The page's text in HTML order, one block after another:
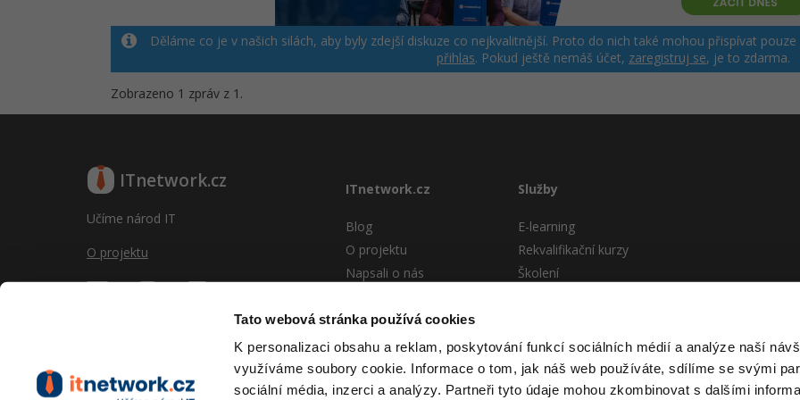
Tato webová stránka používá cookies
K personalizaci obsahu a reklam, poskytování funkcí sociálních médií a analýze naší
využíváme soubory cookie. Informace o tom, jak náš web používáte, sdílíme se svými
sociální média, inzerci a analýzy. Partneři tyto údaje mohou zkombinovat s dalšími
Děláme co je v našich silách, aby byly zdejší diskuze co nejkvalitnější. Proto do nich také mohou přispívat
přihlas. Pokud ještě nemáš účet, zaregistruj se, je to zdarma.
Zobrazeno 1 zpráv z 1.
ITnetwork.cz
Učíme národ IT
O projektu
ITnetwork.cz
Blog
O projektu
Napsali o nás
Vývoj systému
Provozní podmínky
RSS
Kontakt
Služby
E-learning
Rekvalifikační kurzy
Školení